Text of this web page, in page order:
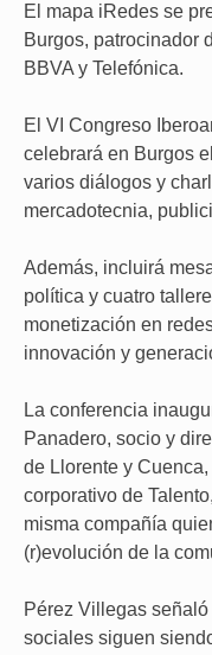
El mapa iRedes se
Burgos, patrocinador
BBVA y Telefónica.
El VI Congreso
celebrará en Burgos
varios diálogos y
mercadotecnia,
Además, incluirá
política y cuatro
monetización en
innovación y
La conferencia
Panadero, socio y
de Llorente y
corporativo de
misma compañía
(r)evolución de la
Pérez Villegas
sociales siguen